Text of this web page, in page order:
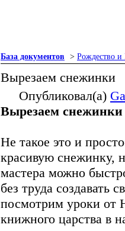
База документов > Рождество
Вырезаем снежинки
Опубликовал(а)
Вырезаем снежинки
Не такое это и
красивую снежинку,
мастера можно
без труда создавать
посмотрим уроки от
книжного царства в